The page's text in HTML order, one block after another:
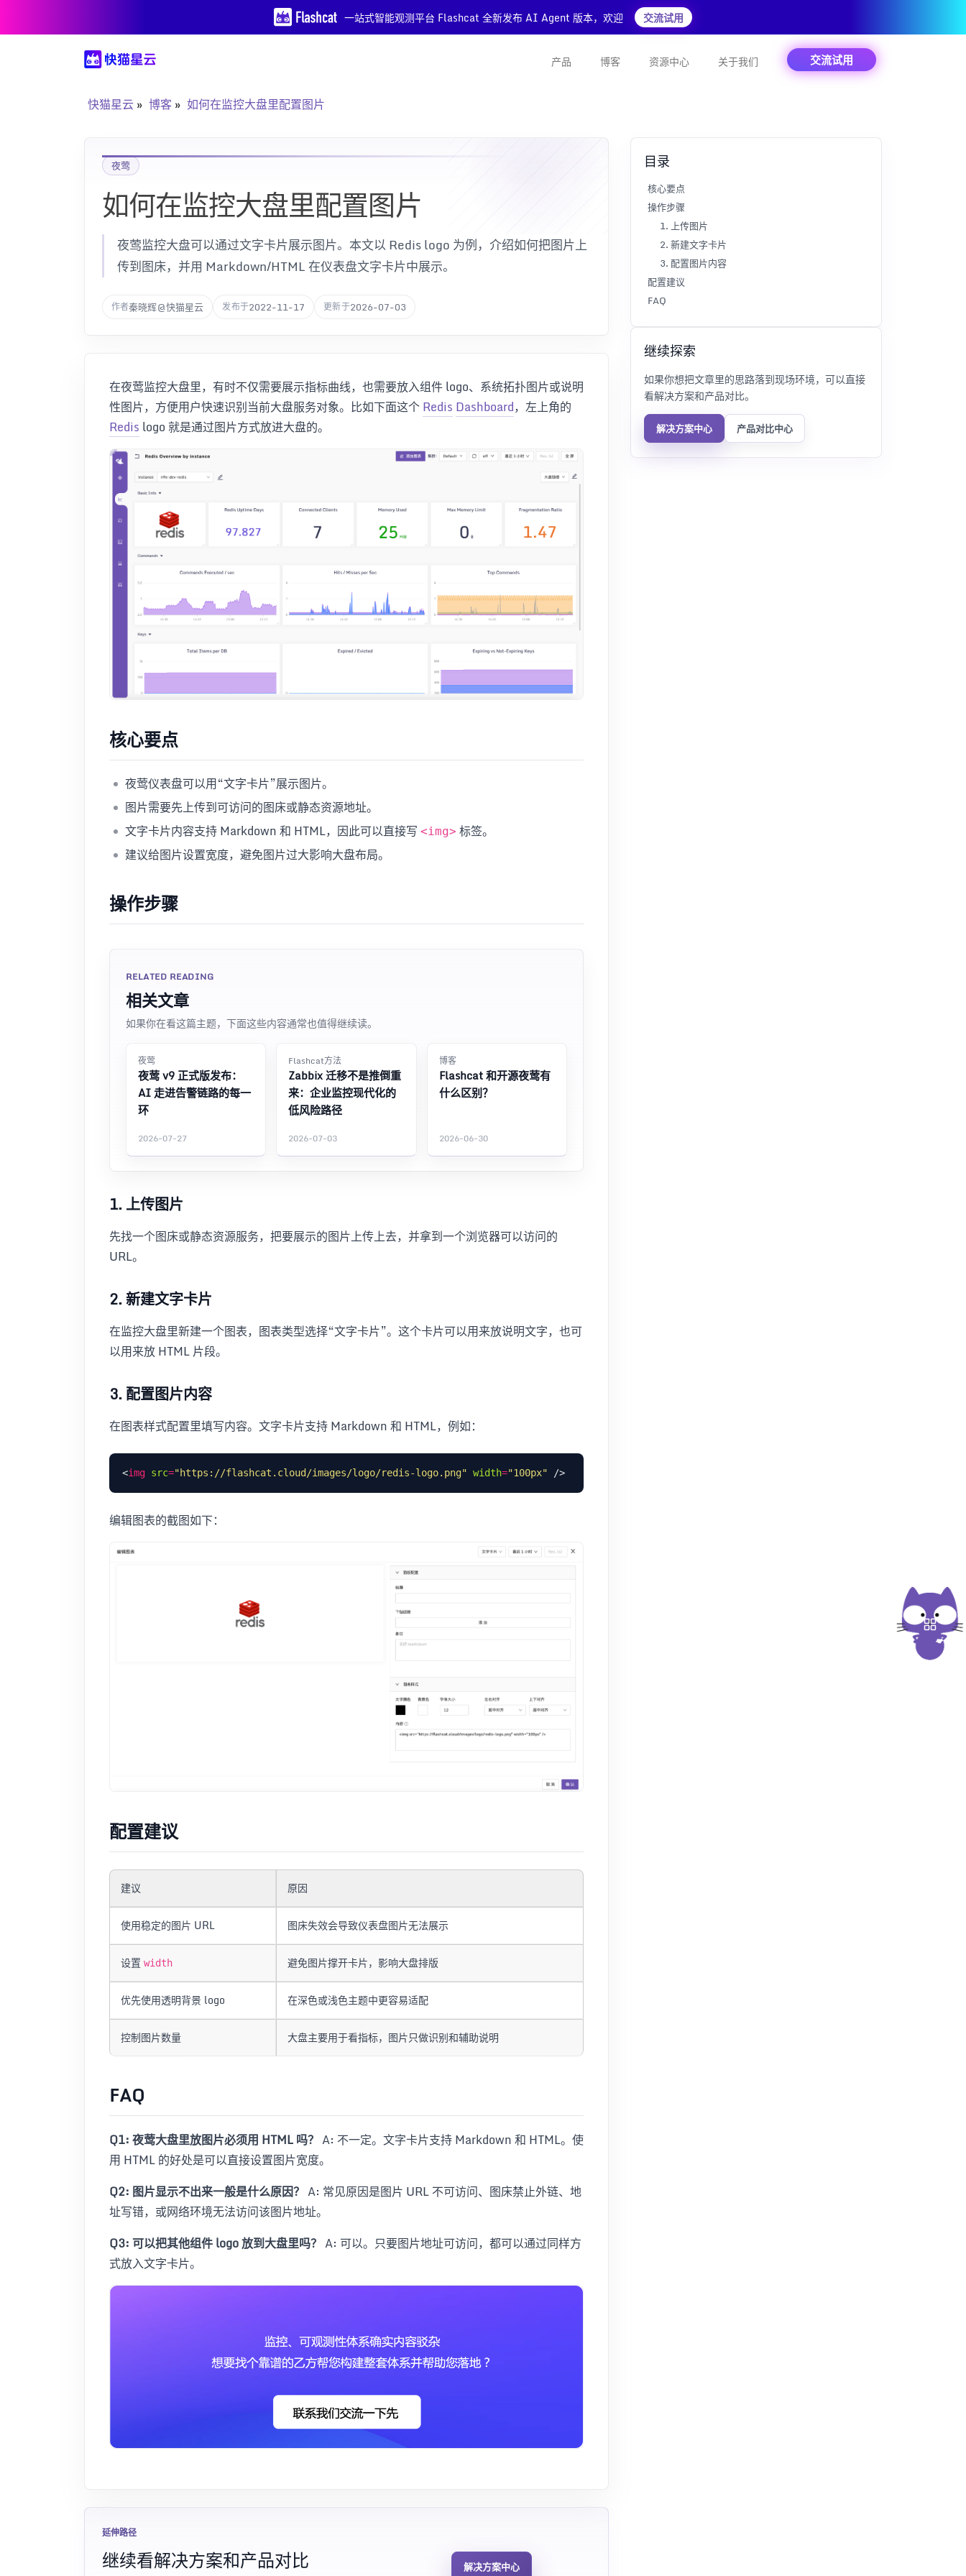
一站式智能观测平台 Flashcat 全新发布 AI Agent 版本，欢迎 交流试用
产品 博客 资源中心 关于我们 交流试用
快猫星云 博客 如何在监控大盘里配置图片
夜莺
如何在监控大盘里配置图片
夜莺监控大盘可以通过文字卡片展示图片。本文以 Redis logo 为例，介绍如何把图片上
传到图床，并用 Markdown/HTML 在仪表盘文字卡片中展示。
作者秦晓辉@快猫星云 发布于2022-11-17 更新于2026-07-03
在夜莺监控大盘里，有时不仅需要展示指标曲线，也需要放入组件 logo、系统拓扑图片或说明
性图片，方便用户快速识别当前大盘服务对象。比如下面这个Redis Dashboard，左上角的
Redis logo 就是通过图片方式放进大盘的。
核心要点
夜莺仪表盘可以用“文字卡片”展示图片。
图片需要先上传到可访问的图床或静态资源地址。
文字卡片内容支持 Markdown 和 HTML，因此可以直接写 <img> 标签。
建议给图片设置宽度，避免图片过大影响大盘布局。
操作步骤
RELATED READING
相关文章
如果你在看这篇主题，下面这些内容通常也值得继续读。
夜莺
夜莺 v9 正式版发布：
AI 走进告警链路的每一
环
2026-07-27
Flashcat方法
Zabbix 迁移不是推倒重
来：企业监控现代化的
低风险路径
2026-07-03
博客
Flashcat 和开源夜莺有
什么区别？
2026-06-30
1. 上传图片
先找一个图床或静态资源服务，把要展示的图片上传上去，并拿到一个浏览器可以访问的
URL。
2. 新建文字卡片
在监控大盘里新建一个图表，图表类型选择“文字卡片”。这个卡片可以用来放说明文字，也可
以用来放 HTML 片段。
3. 配置图片内容
在图表样式配置里填写内容。文字卡片支持 Markdown 和 HTML，例如：
<img src="https://flashcat.cloud/images/logo/redis-logo.png" width="100px"
编辑图表的截图如下：
配置建议
建议 原因
使用稳定的图片 URL 图床失效会导致仪表盘图片无法展示
设置width 避免图片撑开卡片，影响大盘排版
优先使用透明背景 logo 在深色或浅色主题中更容易适配
控制图片数量 大盘主要用于看指标，图片只做识别和辅助说明
FAQ
Q1: 夜莺大盘里放图片必须用 HTML 吗？ A: 不一定。文字卡片支持 Markdown 和 HTML。使
用 HTML 的好处是可以直接设置图片宽度。
Q2: 图片显示不出来一般是什么原因？ A: 常见原因是图片 URL 不可访问、图床禁止外链、地
址写错，或网络环境无法访问该图片地址。
Q3: 可以把其他组件 logo 放到大盘里吗？ A: 可以。只要图片地址可访问，都可以通过同样方
式放入文字卡片。
延伸路径
继续看解决方案和产品对比 解决方案中心
目录
核心要点
操作步骤
1. 上传图片
2. 新建文字卡片
3. 配置图片内容
配置建议
FAQ
继续探索
如果你想把文章里的思路落到现场环境，可以直接
看解决方案和产品对比。
解决方案中心 产品对比中心